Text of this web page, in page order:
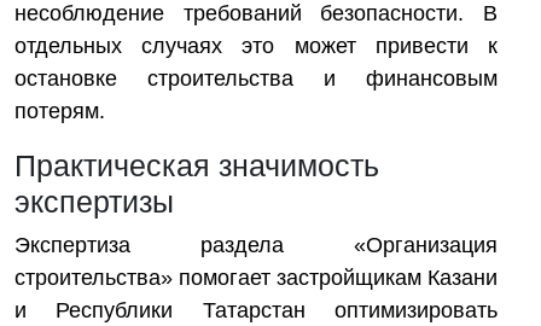
несоблюдение требований безопасности. В
отдельных случаях это может привести к
остановке строительства и финансовым
потерям.
Практическая значимость
экспертизы
Экспертиза раздела «Организация
строительства» помогает застройщикам Казани
и Республики Татарстан оптимизировать